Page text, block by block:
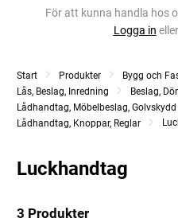
För att kunna handla hos
Logga in eller
Start Produkter
Bygg och
Lås, Beslag, Inredning
Beslag,
Lådhandtag, Möbelbeslag, Golvskydd
Lådhandtag, Knoppar, Reglar
Luckhandtag
3 Produkter